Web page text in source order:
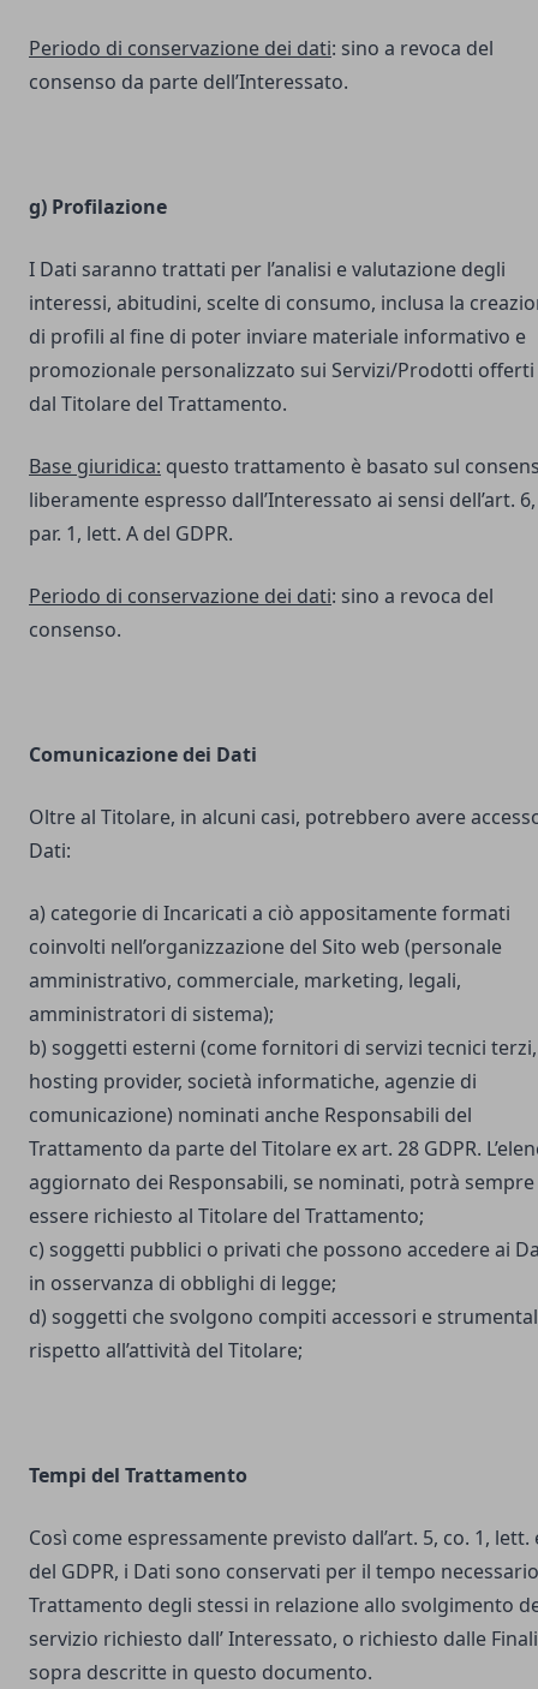
Periodo di conservazione dei dati: sino a revoca del
consenso da parte dell’Interessato.
g) Profilazione
I Dati saranno trattati per l’analisi e valutazione degli
interessi, abitudini, scelte di consumo, inclusa la
di profili al fine di poter inviare materiale informativo e
promozionale personalizzato sui Servizi/Prodotti offerti
dal Titolare del Trattamento.
Base giuridica: questo trattamento è basato sul
liberamente espresso dall’Interessato ai sensi dell’art. 6,
par. 1, lett. A del GDPR.
Periodo di conservazione dei dati: sino a revoca del
consenso.
Comunicazione dei Dati
Oltre al Titolare, in alcuni casi, potrebbero avere
Dati:
a) categorie di Incaricati a ciò appositamente formati
coinvolti nell’organizzazione del Sito web (personale
amministrativo, commerciale, marketing, legali,
amministratori di sistema);
b) soggetti esterni (come fornitori di servizi tecnici terzi,
hosting provider, società informatiche, agenzie di
comunicazione) nominati anche Responsabili del
Trattamento da parte del Titolare ex art. 28 GDPR.
aggiornato dei Responsabili, se nominati, potrà sempre
essere richiesto al Titolare del Trattamento;
c) soggetti pubblici o privati che possono accedere ai
in osservanza di obblighi di legge;
d) soggetti che svolgono compiti accessori e
rispetto all’attività del Titolare;
Tempi del Trattamento
Così come espressamente previsto dall’art. 5, co. 1, lett.
del GDPR, i Dati sono conservati per il tempo
Trattamento degli stessi in relazione allo svolgimento
servizio richiesto dall’ Interessato, o richiesto dalle
sopra descritte in questo documento.